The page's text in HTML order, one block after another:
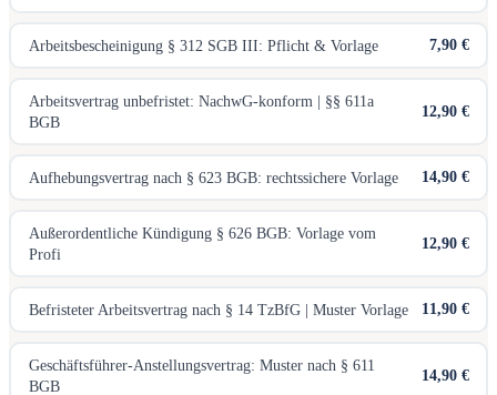
Arbeitsbescheinigung § 312 SGB III: Pflicht & Vorlage 7,90 €
Arbeitsvertrag unbefristet: NachwG-konform | §§ 611a
BGB
12,90 €
Aufhebungsvertrag nach § 623 BGB: rechtssichere Vorlage 14,90 €
Außerordentliche Kündigung § 626 BGB: Vorlage vom
Profi
12,90 €
Befristeter Arbeitsvertrag nach § 14 TzBfG | Muster Vorlage 11,90 €
Geschäftsführer-Anstellungsvertrag: Muster nach § 611
BGB
14,90 €